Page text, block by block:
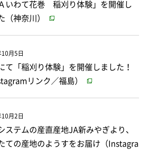
Ａいわて花巻 稲刈り体験」を開催し
（神奈川）
月5日
て「稲刈り体験」を開催しました！
リンク／福島）
月2日
ステムの産直産地JA新みやぎより、
ての産地のようすをお届け（Instagra